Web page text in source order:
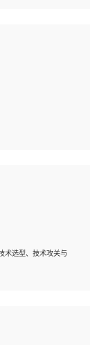
数据库运维管理，
作经验者优先。
、测试、调试流程
能力和工作责任心
术选型、技术攻关与